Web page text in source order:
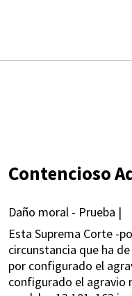
Contencioso
Daño moral - Prueba |
Esta Suprema Corte -
circunstancia que ha
por configurado el
configurado el agravio